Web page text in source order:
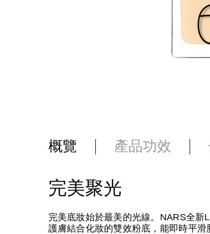
概覽 產品功效
完美聚光
完美底妝始於最美的光線。NARS全
護膚結合化妝的雙效粉底，能即時平